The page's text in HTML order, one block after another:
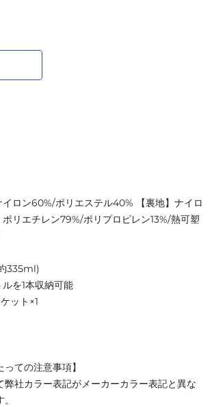
イロン60%/ポリエステル40% 【裏地】ナイロ
リエチレン79%/ポリプロピレン13%/熱可塑
335ml)
を1本収納可能
ット×1
っての注意事項】
社カラー表記がメーカーカラー表記と異な